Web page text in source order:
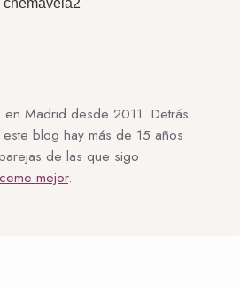
Madrid desde 2011. Detrás
blog hay más de 15 años
de las que sigo
mejor.